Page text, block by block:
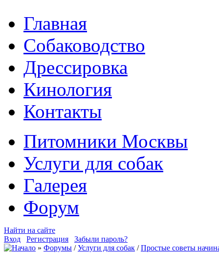
Главная
Собаководство
Дрессировка
Кинология
Контакты
Питомники Москвы
Услуги для собак
Галерея
Форум
Найти на сайте
Вход
Регистрация
Забыли пароль?
» Форумы /Услуги для собак /Простые советы